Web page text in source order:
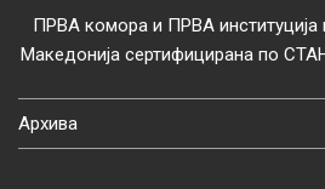
ПРВА комора и ПРВА институција
Македонија сертифицирана по
Архива